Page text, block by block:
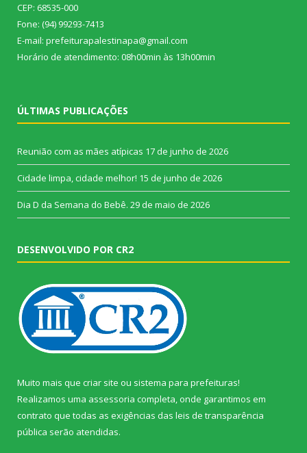
CEP: 68535-000
Fone: (94) 99293-7413
E-mail: prefeiturapalestinapa@gmail.com
Horário de atendimento: 08h00min às 13h00min
ÚLTIMAS PUBLICAÇÕES
Reunião com as mães atípicas 17 de junho de 2026
Cidade limpa, cidade melhor! 15 de junho de 2026
Dia D da Semana do Bebê. 29 de maio de 2026
DESENVOLVIDO POR CR2
Muito mais que criar site ou sistema para prefeituras!
Realizamos uma assessoria completa, onde garantimos em
contrato que todas as exigências das leis de transparência
pública serão atendidas.